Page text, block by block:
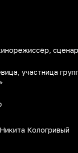
участница
Кологривый